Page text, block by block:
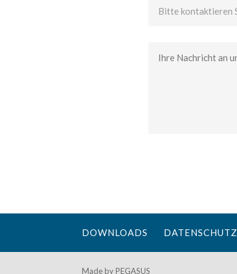
DOWNLOADS DATENSCHUTZ
Made by PEGASUS